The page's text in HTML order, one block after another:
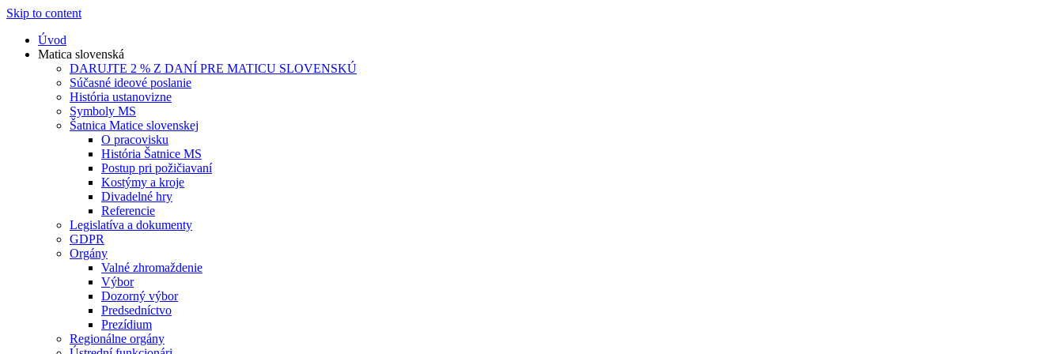
Skip to content
Úvod
Matica slovenská
DARUJTE 2 % Z DANÍ PRE MATICU SLOVENSKÚ
Súčasné ideové poslanie
História ustanovizne
Symboly MS
Šatnica Matice slovenskej
O pracovisku
História Šatnice MS
Postup pri požičiavaní
Kostýmy a kroje
Divadelné hry
Referencie
Legislatíva a dokumenty
GDPR
Orgány
Valné zhromaždenie
Výbor
Dozorný výbor
Predsedníctvo
Prezídium
Regionálne orgány